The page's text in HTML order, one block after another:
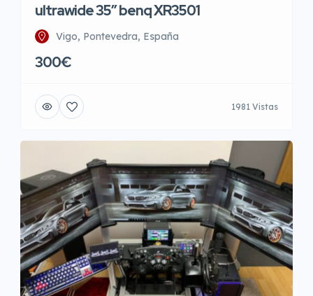
ultrawide 35″ benq XR3501
Vigo, Pontevedra, España
300€
1981 Vistas